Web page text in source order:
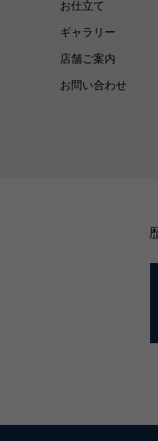
お仕立て
ギャラリー
店舗ご案内
お問い合わせ